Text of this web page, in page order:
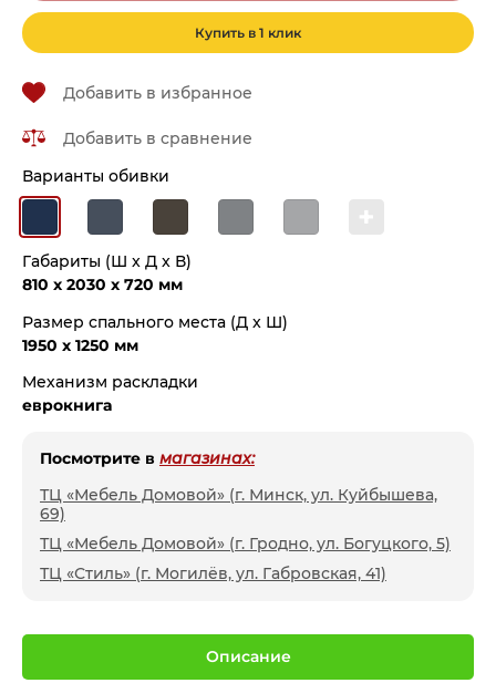
Купить в 1 клик
Добавить в избранное
Добавить в сравнение
Варианты обивки
Габариты (Ш x Д x В)
810 x 2030 x 720 мм
Размер спального места (Д x Ш)
1950 x 1250 мм
Механизм раскладки
еврокнига
Посмотрите в магазинах:
ТЦ «Мебель Домовой» (г. Минск, ул. Куйбышева,
69)
ТЦ «Мебель Домовой» (г. Гродно, ул. Богуцкого, 5)
ТЦ «Стиль» (г. Могилёв, ул. Габровская, 41)
Описание